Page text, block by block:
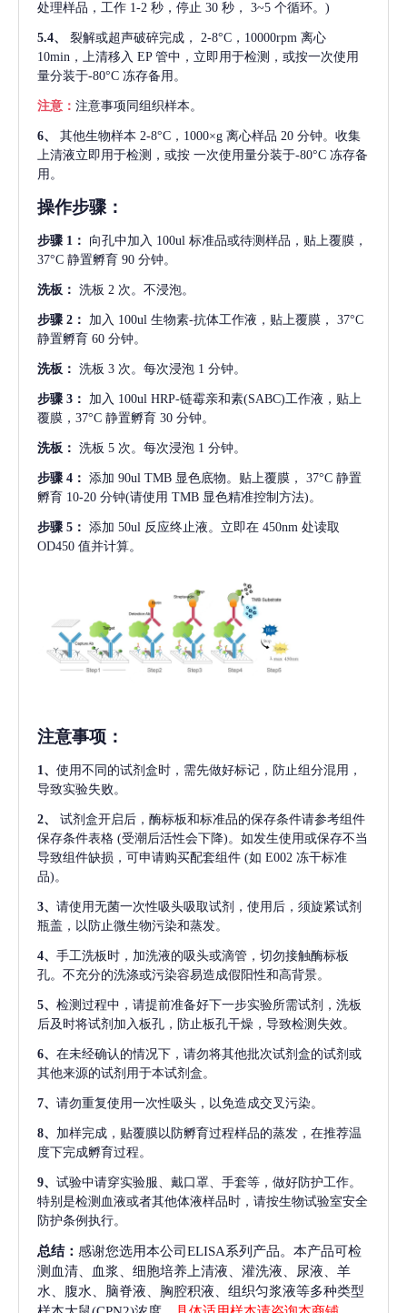
处理样品，工作 1-2 秒，停止 30 秒， 3~5 个循环。)
5.4、 裂解或超声破碎完成，
2-8°C，10000rpm 离心
10min，上清移入 EP 管中，立即用于检测，或按一次使用
量分装于-80°C 冻存备用。
注意： 注意事项同组织样本。
6、 其他生物样本 2-8°C，1000×g 离心样品 20 分钟。收集
上清液立即用于检测，或按 一次使用量分装于-80°C 冻存备
用。
操作步骤：
步骤 1： 向孔中加入 100ul 标准品或待测样品，贴上覆膜，
37°C 静置孵育 90 分钟。
洗板： 洗板 2 次。不浸泡。
步骤 2： 加入 100ul 生物素-抗体工作液，贴上覆膜， 37°C
静置孵育 60 分钟。
洗板： 洗板 3 次。每次浸泡 1 分钟。
步骤 3： 加入 100ul HRP-链霉亲和素(SABC)工作液，贴上
覆膜，37°C 静置孵育 30 分钟。
洗板： 洗板 5 次。每次浸泡 1 分钟。
步骤 4： 添加 90ul TMB 显色底物。贴上覆膜， 37°C 静置
孵育 10-20 分钟(请使用 TMB 显色精准控制方法)。
步骤 5： 添加 50ul 反应终止液。立即在 450nm 处读取
OD450 值并计算。
注意事项 ：
1、 使用不同的试剂盒时，需先做好标记，防止组分混用，
导致实验失败。
2、
试剂盒开启后，酶标板和标准品的保存条件请参考组件
保存条件表格 (受潮后活性会下降)。如发生使用或保存不当
导致组件缺损，可申请购买配套组件 (如 E002 冻干标准
品)。
3、 请使用无菌一次性吸头吸取试剂，使用后，须旋紧试剂
瓶盖，以防止微生物污染和蒸发。
4、 手工洗板时，加洗液的吸头或滴管，切勿接触酶标板
孔。不充分的洗涤或污染容易造成假阳性和高背景。
5、 检测过程中，请提前准备好下一步实验所需试剂，洗板
后及时将试剂加入板孔，防止板孔干燥，导致检测失效。
6、 在未经确认的情况下，请勿将其他批次试剂盒的试剂或
其他来源的试剂用于本试剂盒。
7、 请勿重复使用一次性吸头，以免造成交叉污染。
8、 加样完成，贴覆膜以防孵育过程样品的蒸发，在推荐温
度下完成孵育过程。
9、 试验中请穿实验服、戴口罩、手套等，做好防护工作。
特别是检测血液或者其他体液样品时，请按生物试验室安全
防护条例执行。
总结： 感谢您选用本公司ELISA系列产品。本产品可检
测血清、血浆、细胞培养上清液、灌洗液、尿液、羊
水、腹水、脑脊液、胸腔积液、组织匀浆液等多种类型